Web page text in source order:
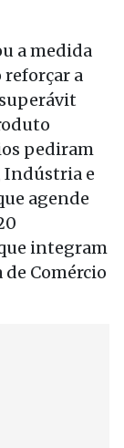
a medida
reforçar a
pediram
Indústria e
agende
integram
Comércio